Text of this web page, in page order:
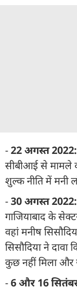
-22 अगस्त 2022:
सीबीआई से मामले
शुल्क नीति में मनी
-30 अगस्त 2022:
गाजियाबाद के
वहां मनीष
सिसौदिया ने
कुछ नहीं मिला और
-6 और 16